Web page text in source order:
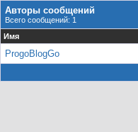
Авторы сообщений
Всего сообщений: 1
Имя
ProgoBlogGo